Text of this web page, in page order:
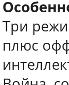
Три
плюс